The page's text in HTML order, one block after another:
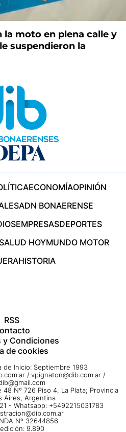
la moto en plena calle y
suspendieron la
ECONOMÍAOPINIÓN
ADN BONAERENSE
EMPRESASDEPORTES
HOYMUNDO MOTOR
HISTORIA
RSS
y Condiciones
de cookies
de Inicio: Septiembre 1993
/ vpignaton@dib.com.ar /
Nº 726 Piso 4, La Plata; Provincia
Aires, Argentina
- Whatsapp: +5492215031783
Nº 32644856
9.890